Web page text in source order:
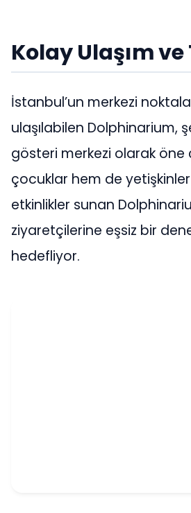
Kolay Ulaşım
İstanbul’un merkezi
ulaşılabilen Dolphinarium,
gösteri merkezi olarak öne
çocuklar hem de
etkinlikler sunan
ziyaretçilerine eşsiz bir
hedefliyor.